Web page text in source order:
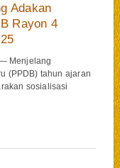
Adakan
Rayon 4
Menjelang
(PPDB) tahun ajaran
sosialisasi